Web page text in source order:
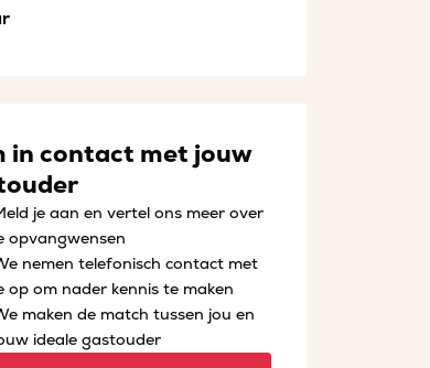
in contact met jouw
je aan en vertel ons meer over
opvangwensen
nemen telefonisch contact met
op om nader kennis te maken
maken de match tussen jou en
ideale gastouder